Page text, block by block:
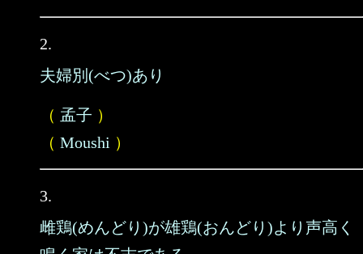
2.
夫婦別(べつ)あり
（ 孟子 ）
（ Moushi ）
3.
雌鶏(めんどり)が雄鶏(おんどり)より声高く